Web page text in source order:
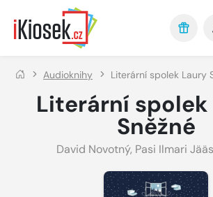
Přejít na hlavní obsah
Audioknihy Literární spolek Laury
Literární
Sněžné
David Novotný, Pasi Ilmari